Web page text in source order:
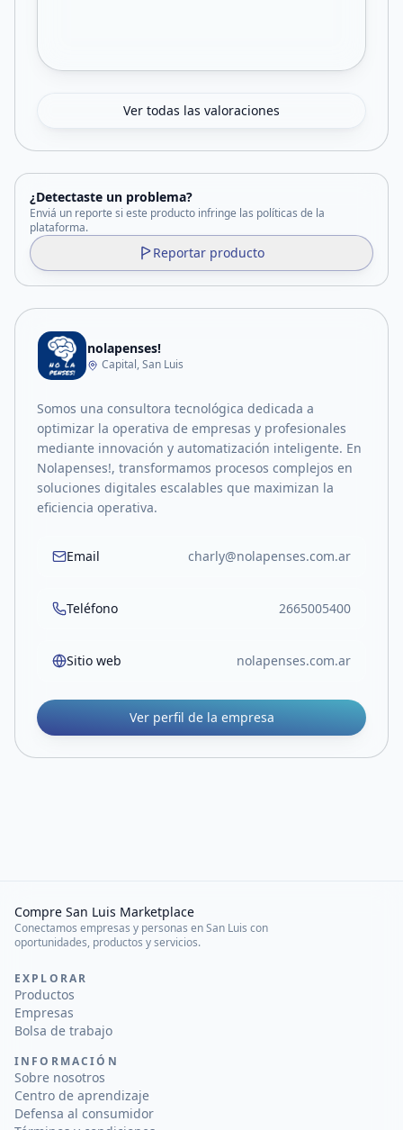
Ver todas las valoraciones
¿Detectaste un problema?
Enviá un reporte si este producto infringe las políticas de la
plataforma.
Reportar producto
nolapenses!
Capital, San Luis
Somos una consultora tecnológica dedicada a
optimizar la operativa de empresas y profesionales
mediante innovación y automatización inteligente. En
Nolapenses!, transformamos procesos complejos en
soluciones digitales escalables que maximizan la
eficiencia operativa.
Email charly@nolapenses.com.ar
Teléfono 2665005400
Sitio web nolapenses.com.ar
Ver perfil de la empresa
Compre San Luis Marketplace
Conectamos empresas y personas en San Luis con
oportunidades, productos y servicios.
EXPLORAR
Productos
Empresas
Bolsa de trabajo
INFORMACIÓN
Sobre nosotros
Centro de aprendizaje
Defensa al consumidor